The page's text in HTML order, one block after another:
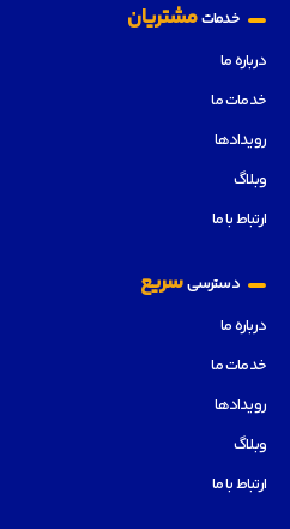
خدماتمشتریان
درباره ما
خدمات ما
رویدادها
وبلاگ
ارتباط با ما
دسترسیسریع
درباره ما
خدمات ما
رویدادها
وبلاگ
ارتباط با ما